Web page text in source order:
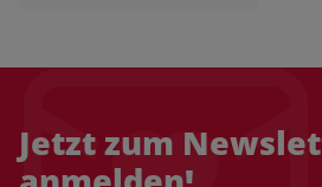
Jetzt zum